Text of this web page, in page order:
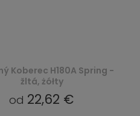
Koberec H180A Spring -
žltá, żółty
od 22,62 €